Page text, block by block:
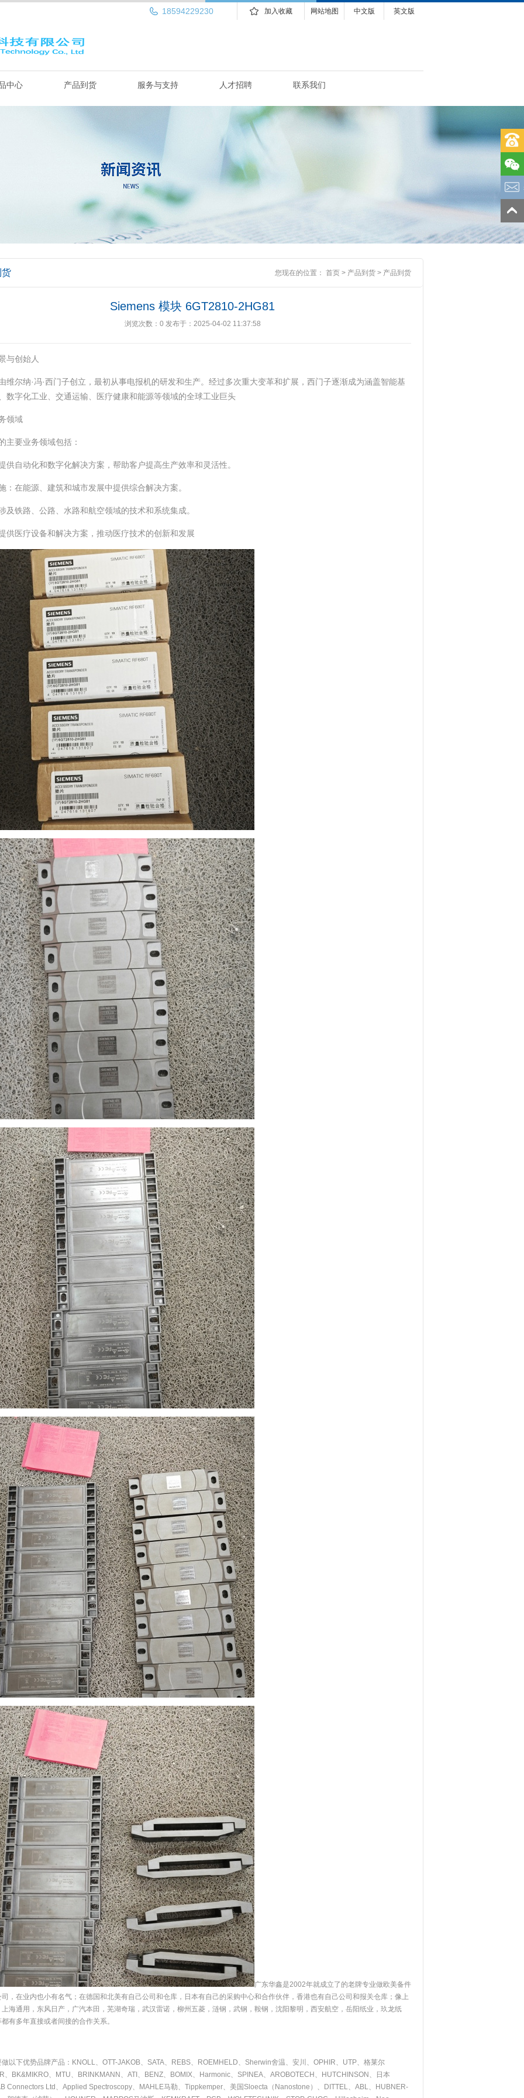
英文版
中文版
网站地图
加入收藏
18594229230
中心 产品到货 服务与支持 人才招聘 联系我们
货 您现在的位置： 首页 > 产品到货 > 产品到货
Siemens 模块 6GT2810-2HG81
浏览次数： 0 发布于：2025-04-02 11:37:58
与创始人
维尔纳·冯·西门子创立，最初从事电报机的研发和生产。经过多次重大变革和扩展，西门子逐渐成为涵盖智能基
数字化工业、交通运输、医疗健康和能源等领域的全球工业巨头‌
领域
主要业务领域包括：
供自动化和数字化解决方案，帮助客户提高生产效率和灵活性。
：在能源、建筑和城市发展中提供综合解决方案。
及铁路、公路、水路和航空领域的技术和系统集成。
供医疗设备和解决方案，推动医疗技术的创新和发展‌
广东华鑫是2002年就成立了的老牌专业做欧美备件
，在业内也小有名气；在德国和北美有自己公司和仓库，日本有自己的采购中心和合作伙伴，香港也有自己公司和报关仓库；像上
上海通用，东风日产，广汽本田，芜湖奇瑞，武汉雷诺，柳州五菱，涟钢，武钢，鞍钢，沈阳黎明，西安航空，岳阳纸业，玖龙纸
有多年直接或者间接的合作关系。
以下优势品牌产品：KNOLL、OTT-JAKOB、SATA、REBS、ROEMHELD、Sherwin舍温、安川、OPHIR、UTP、格莱尔
、BK&MIKRO、MTU、BRINKMANN、ATI、BENZ、BOMIX、Harmonic、SPINEA、AROBOTECH、HUTCHINSON、日本
Connectors Ltd、Applied Spectroscopy、MAHLE马勒、Tippkemper、美国Sloecta（Nanostone）、DITTEL、ABL、HUBNER-